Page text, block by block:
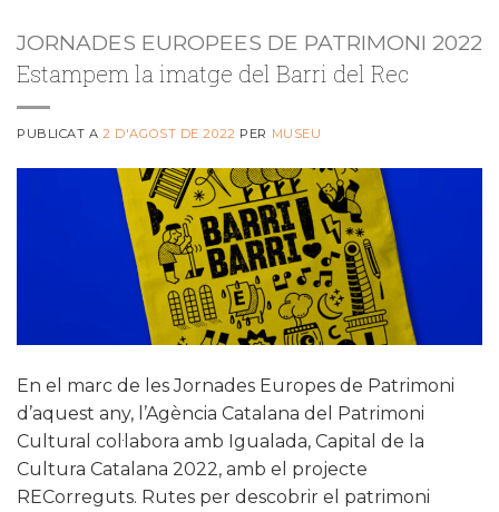
JORNADES EUROPEES DE PATRIMONI 2022
Estampem la imatge del Barri del Rec
PUBLICAT A2 D'AGOST DE 2022 PER MUSEU
En el marc de les Jornades Europes de Patrimoni
d’aquest any, l’Agència Catalana del Patrimoni
Cultural col·labora amb Igualada, Capital de la
Cultura Catalana 2022, amb el projecte
RECorreguts. Rutes per descobrir el patrimoni